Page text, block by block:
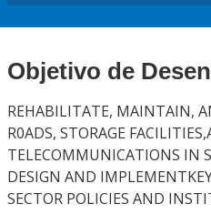
Objetivo de
REHABILITATE, MAINTAIN,
R0ADS, STORAGE
TELECOMMUNICATIONS IN
DESIGN AND
SECTOR POLICIES AND